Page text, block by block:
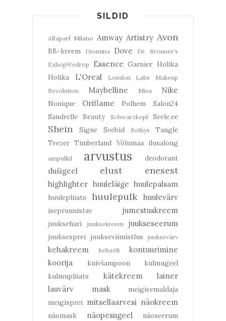
SILDID
Alfaparf Milano Amway Artistry Avon
BB-kreem Diomina Dove
Dr. Bronner's
EshopWedrop
Essence Garnier Holika
Holika
L'Oreal London Labs
Makeup
Revolution
Maybelline Mixa Nike
Nonique Oriflame Polhem
Salon24
Sandrelle Beauty
Schwarzkopf Seele.ee
Shein Signe Seebid Sothys
Tangle
Teezer Timberland Võlumaa ilusalong
ampullid arvustus deodorant
dušigeel elust enesest
highlighter huuleläige huulepalsam
huulepliiats huulepulk huulevärv
isepruunistav jumestuskreem
juuksehari juuksekreem juukseseerum
juuksesprei juukseviimistlus juuksevärv
kehakreem kehaõli
kontuurimine
koorija
kuivšampoon
kulmugeel
kulmupliiats
kätekreem
lainer
lauvärv
mask
meigieemaldaja
meigisprei mitsellaarvesi näokreem
näomask näopesugeel
näoseerum